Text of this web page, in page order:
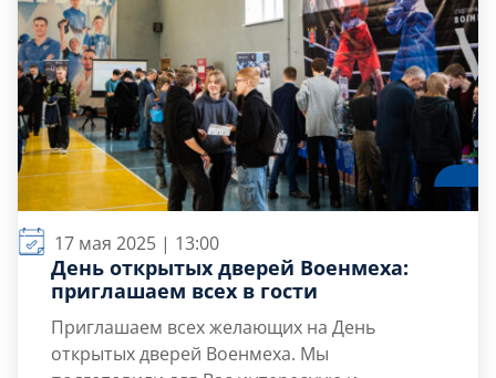
НИОКР
17 мая 2025 | 13:00
День открытых дверей Военмеха:
приглашаем всех в гости
Приглашаем всех желающих на День
открытых дверей Военмеха. Мы